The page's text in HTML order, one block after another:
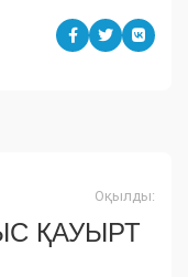
Оқылды:
ҚАУЫРТ